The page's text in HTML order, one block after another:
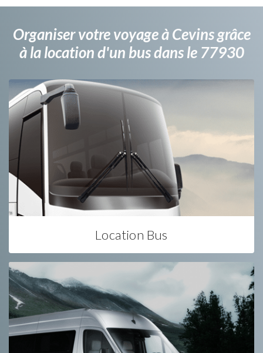
Organiser votre voyage à Cevins grâce
à la location d'un bus dans le 77930
Location Bus